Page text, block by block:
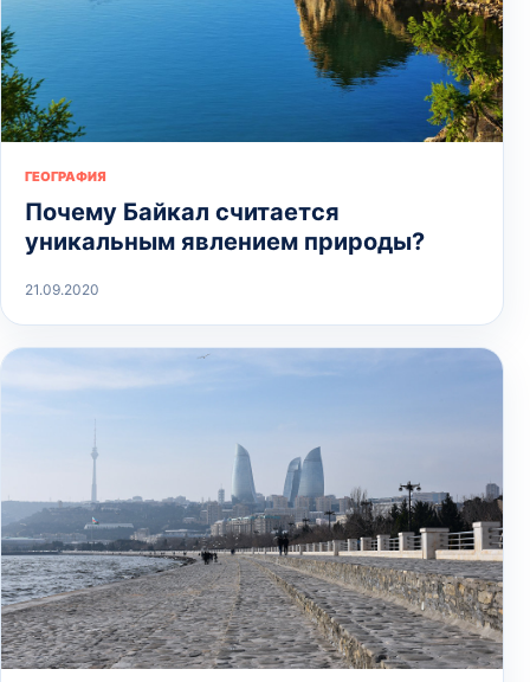
ГЕОГРАФИЯ
Почему Байкал считается
уникальным явлением природы?
21.09.2020